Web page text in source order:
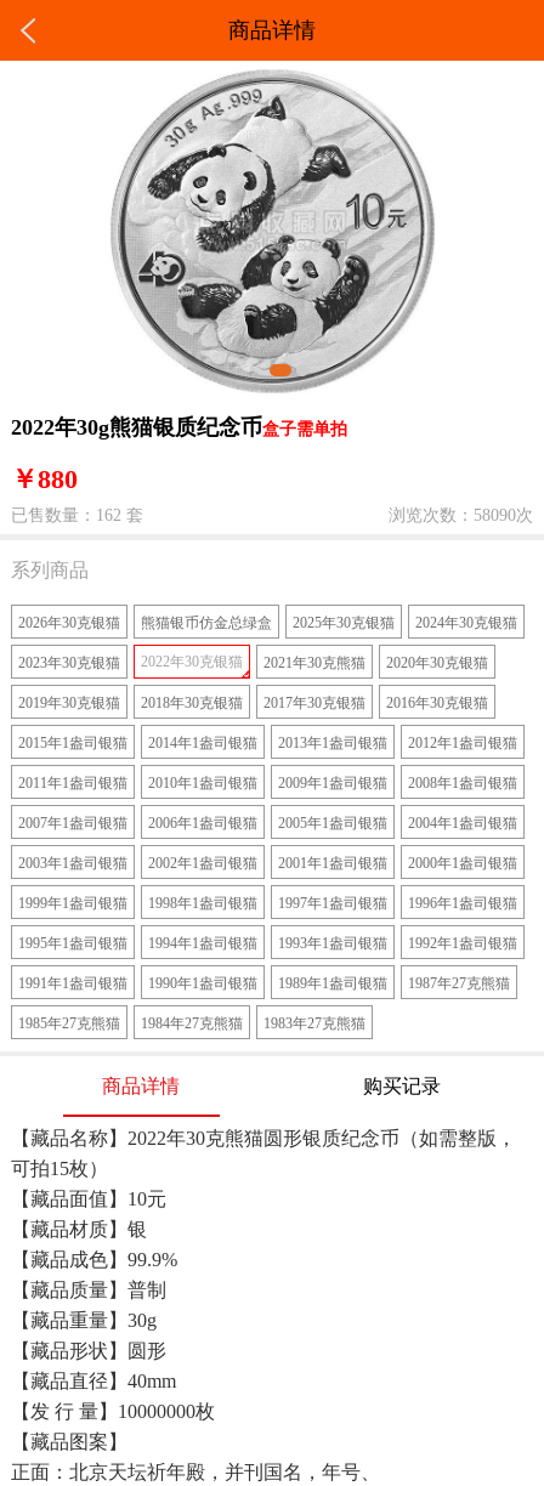
商品详情
2022年30g熊猫银质纪念币盒子需单拍
￥880
已售数量：162 套 浏览次数：58090次
系列商品
2026年30克银猫 熊猫银币仿金总绿盒 2025年30克银猫 2024年30克银猫
2023年30克银猫 2022年30克银猫 2021年30克熊猫 2020年30克银猫
2019年30克银猫 2018年30克银猫 2017年30克银猫 2016年30克银猫
2015年1盎司银猫 2014年1盎司银猫 2013年1盎司银猫 2012年1盎司银猫
2011年1盎司银猫 2010年1盎司银猫 2009年1盎司银猫 2008年1盎司银猫
2007年1盎司银猫 2006年1盎司银猫 2005年1盎司银猫 2004年1盎司银猫
2003年1盎司银猫 2002年1盎司银猫 2001年1盎司银猫 2000年1盎司银猫
1999年1盎司银猫 1998年1盎司银猫 1997年1盎司银猫 1996年1盎司银猫
1995年1盎司银猫 1994年1盎司银猫 1993年1盎司银猫 1992年1盎司银猫
1991年1盎司银猫 1990年1盎司银猫 1989年1盎司银猫 1987年27克熊猫
1985年27克熊猫 1984年27克熊猫 1983年27克熊猫
商品详情 购买记录
【藏品名称】2022年30克熊猫圆形银质纪念币（如需整版，
可拍15枚）
【藏品面值】10元
【藏品材质】银
【藏品成色】99.9%
【藏品质量】普制
【藏品重量】30g
【藏品形状】圆形
【藏品直径】40mm
【发 行 量】10000000枚
【藏品图案】
正面：北京天坛祈年殿，并刊国名，年号、